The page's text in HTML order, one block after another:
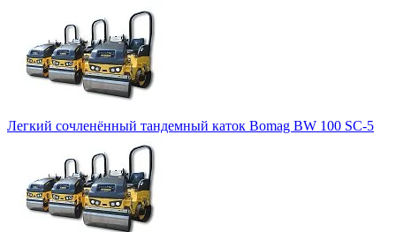
Легкий сочленённый тандемный каток Bomag BW 100 SC-5